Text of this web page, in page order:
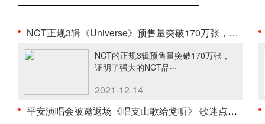
NCT正规3辑《Universe》预售量突破170万张，印证强大···
NCT的正规3辑预售量突破170万张，
证明了强大的NCT品···
2021-12-14
平安演唱会被邀返场《唱支山歌给党听》 歌迷点赞“是···